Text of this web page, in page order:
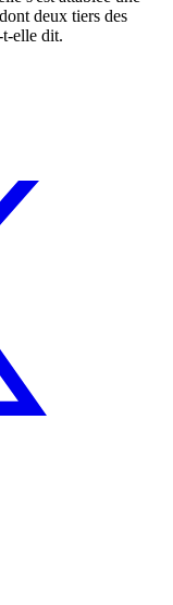
deux tiers des
elle dit.